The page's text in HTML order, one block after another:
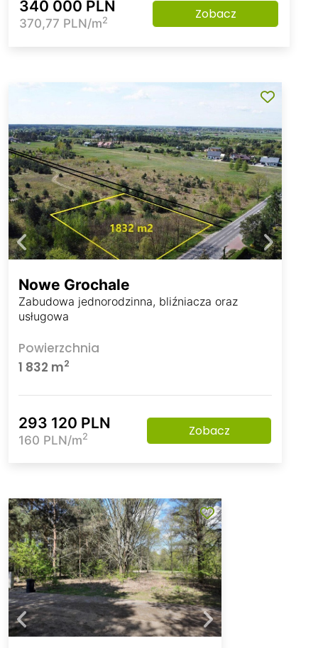
340 000 PLN
370,77 PLN/m2 Zobacz
Nowe Grochale
Zabudowa jednorodzinna, bliźniacza oraz
usługowa
Powierzchnia
1 832 m2
293 120 PLN
160 PLN/m2 Zobacz